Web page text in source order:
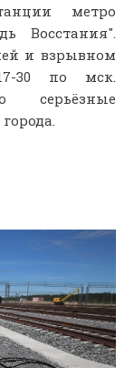
метро
Восстания".
и взрывном
30 по мск.
серьёзные